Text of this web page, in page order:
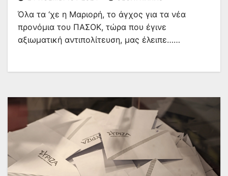
Όλα τα ‘χε η Μαριορή, το άγχος για τα νέα
προνόμια του ΠΑΣΟΚ, τώρα που έγινε
αξιωματική αντιπολίτευση, μας έλειπε……